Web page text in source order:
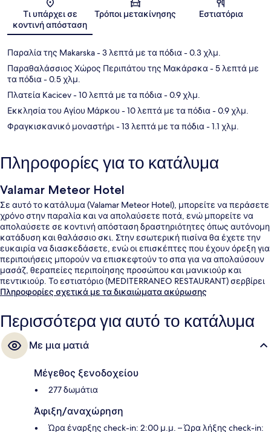
Χάρτης
Τι υπάρχει σε
κοντινή απόσταση
Τρόποι μετακίνησης Εστιατόρια
Παραλία της Makarska- 3 λεπτά με τα πόδια- 0.3 χλμ.
Παραθαλάσσιος Χώρος Περιπάτου της Μακάρσκα- 5 λεπτά με
τα πόδια- 0.5 χλμ.
Πλατεία Kacicev- 10 λεπτά με τα πόδια- 0.9 χλμ.
Εκκλησία του Αγίου Μάρκου - 10 λεπτά με τα πόδια- 0.9 χλμ.
Φραγκισκανικό μοναστήρι- 13 λεπτά με τα πόδια- 1.1 χλμ.
Πληροφορίες για το κατάλυμα
Valamar Meteor Hotel
Σε αυτό το κατάλυμα (Valamar Meteor Hotel), μπορείτε να περάσετε
χρόνο στην παραλία και να απολαύσετε ποτά, ενώ μπορείτε να
απολαύσετε σε κοντινή απόσταση δραστηριότητες όπως αυτόνομη
κατάδυση και θαλάσσιο σκι. Στην εσωτερική πισίνα θα έχετε την
ευκαιρία να διασκεδάσετε, ενώ οι επισκέπτες που έχουν όρεξη για
περιποιήσεις μπορούν να επισκεφτούν το σπα για να απολαύσουν
μασάζ, θεραπείες περιποίησης προσώπου και μανικιούρ και
πεντικιούρ. Το εστιατόριο (MEDITERRANEO RESTAURANT) σερβίρει
τοπική και διεθνής κουζίνα και είναι ανοικτό για πρωινό,
δίπλα στην πισίνα και γυμναστήριο. Άλλοι ταξιδιώτες λατρεύουν το
εξυπηρετικό προσωπικό.
Πληροφορίες σχετικά με τα δικαιώματα ακύρωσης
Περισσότερα για αυτό το κατάλυμα
Με μια ματιά
Μέγεθος ξενοδοχείου
277 δωμάτια
Άφιξη/αναχώρηση
Ώρα έναρξης check-in: 2:00 μ.μ. – Ώρα λήξης check-in: